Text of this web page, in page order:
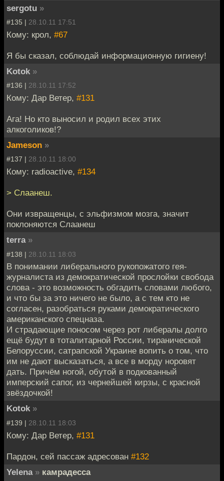
sergotu »
#135 | 28.10.11 17:51
Кому: крол, #67
Я бы сказал, соблюдай информационную гигиену!
Kotok »
#136 | 28.10.11 17:52
Кому: Дар Ветер, #131
Ага! Но кто выносил и родил всех этих
алкоголиков!?
Jameson »
#137 | 28.10.11 18:00
Кому: radioactive, #134
> Слаанеш.
Они извращенцы, с эльфизмом мозга, значит
поклоняются Слаанеш
terra »
#138 | 28.10.11 18:03
В понимании либерального рукопожатого гея-
журналиста из демократической прослойки свобода
слова - это возможность обгадить словами любого,
и что бы за это ничего не было, а с тем кто не
согласен, разобраться руками демократического
американского спецназа.
И страдающие поносом через рот либералы долго
ещё будут в тоталитарной России, тиранической
Белоруссии, сатрапской Украине вопить о том, что
им не дают высказаться, а все в морду норовят
дать. Причём ногой, обутой в подкованный
имперский сапог, из чернейшей кирзы, с красной
звёздочкой!
Kotok »
#139 | 28.10.11 18:03
Кому: Дар Ветер, #131
Пардон, сей пассаж адресован #132
Yelena » камрадесса